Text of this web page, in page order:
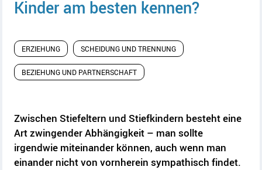
Kinder am besten kennen?
ERZIEHUNG SCHEIDUNG UND TRENNUNG
BEZIEHUNG UND PARTNERSCHAFT
Zwischen Stiefeltern und Stiefkindern besteht eine
Art zwingender Abhängigkeit – man sollte
irgendwie miteinander können, auch wenn man
einander nicht von vornherein sympathisch findet.